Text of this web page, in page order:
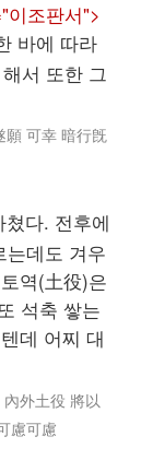
이조판서">
바에 따라
서 또한 그
願 可幸 暗行旣
다. 전후에
는데도 겨우
역(土役)은
석축 쌓는
데 어찌 대
外土役 將以
慮可慮